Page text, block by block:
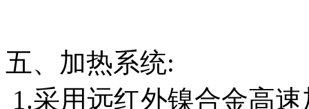
五、加热系统:
1.采用远红外镍合金高